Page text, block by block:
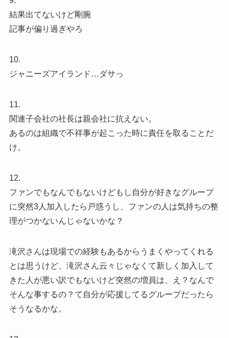
結果出てないけど剛腕
記事が偏り過ぎやろ
10.
ジャニーズアイランド…ダサっ
11.
関連子会社の社長は親会社に抗えない。
あるのは組織で不祥事が起こった時に責任を取ることだ
け。
12.
ファンでもなんでもないけどもし自分が好きなグループ
に突然3人加入したら戸惑うし、ファンの人は気持ちの整
理がつかないんじゃないかな？
滝沢さんは現場での経験もあるからうまくやってくれる
とは思うけど、滝沢さん云々じゃなくて新しく加入して
きた人が悪い訳でもないけど突然の増員は、え？なんで
そんな事するの？て自分が応援してるグループだったら
そうなるかな。